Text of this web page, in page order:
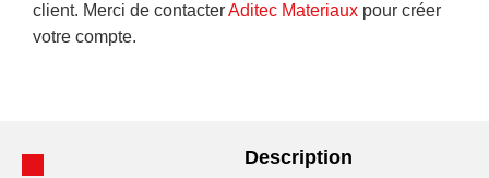
client. Merci de contacterAditec Materiaux pour créer
votre compte.
Description